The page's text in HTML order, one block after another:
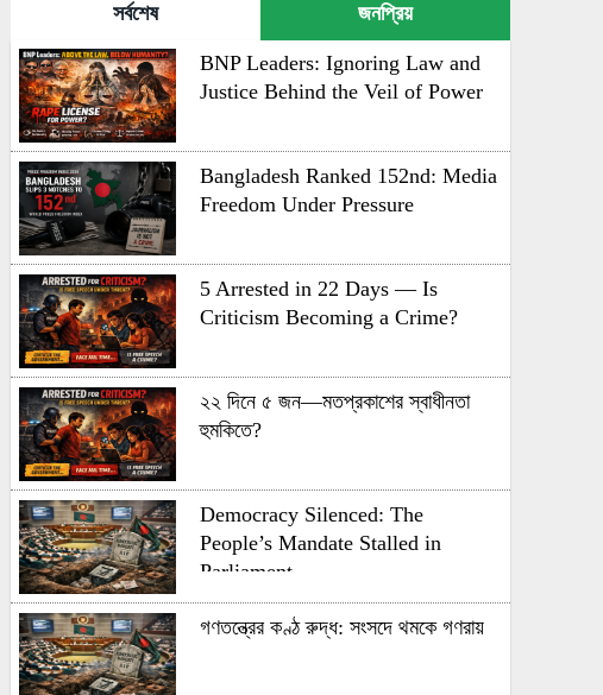
সর্বশেষ জনপ্রিয়
BNP Leaders: Ignoring Law and
Justice Behind the Veil of Power
Bangladesh Ranked 152nd: Media
Freedom Under Pressure
5 Arrested in 22 Days — Is
Criticism Becoming a Crime?
২২ দিনে ৫ জন—মতপ্রকাশের স্বাধীনতা
হুমকিতে?
Democracy Silenced: The
People’s Mandate Stalled in
Parliament
গণতন্ত্রের কণ্ঠ রুদ্ধ: সংসদে থমকে গণরায়